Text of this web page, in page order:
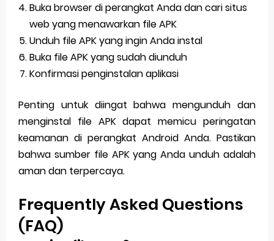
Buka browser di perangkat Anda dan cari situs
web yang menawarkan file APK
Unduh file APK yang ingin Anda instal
Buka file APK yang sudah diunduh
Konfirmasi penginstalan aplikasi
Penting untuk diingat bahwa mengunduh dan
menginstal file APK dapat memicu peringatan
keamanan di perangkat Android Anda. Pastikan
bahwa sumber file APK yang Anda unduh adalah
aman dan terpercaya.
Frequently Asked Questions
(FAQ)